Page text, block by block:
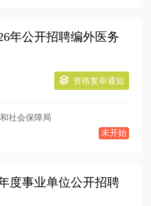
年公开招聘编外医务
资格复审通知
社会保障局
未开始
度事业单位公开招聘